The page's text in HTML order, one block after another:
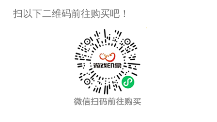
扫以下二维码前往购买吧！